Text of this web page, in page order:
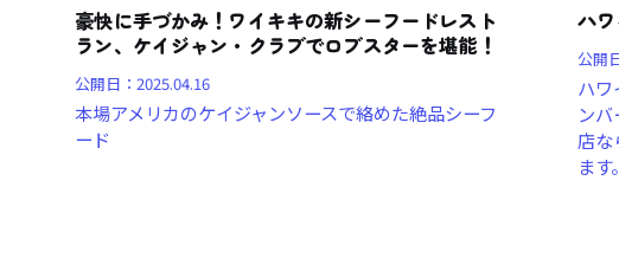
豪快に手づかみ！ワイキキの新シーフードレスト
ラン、ケイジャン・クラブでロブスターを堪能！
公開日：2025.04.16
本場アメリカのケイジャンソースで絡めた絶品シーフ
ード
ハ
公開
ハワ
ン
店な
ます。